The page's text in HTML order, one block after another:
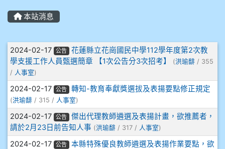
905鄭瑀安
906江彥臻
907張晏寧
908彭主豪
909林柏翰
909林玉楓
本站消息
文章列表
2024-02-17 公告
花蓮縣立花崗國民中學112學年度第2次教
學支援工作人員甄選簡章 【1次公告分3次招考】
(洪瑜馡 / 355
/ 人事室)
2024-02-17 公告 轉知-教育奉獻獎選拔及表揚要點修正規定
(洪瑜馡 / 315 / 人事室)
2024-02-17 公告
傑出代理教師遴選及表揚計畫，欲推薦者，
請於2月23日前告知人事 (洪瑜馡 / 317 / 人事室)
2024-02-17 公告
本縣特殊優良教師遴選及表揚作業要點，欲